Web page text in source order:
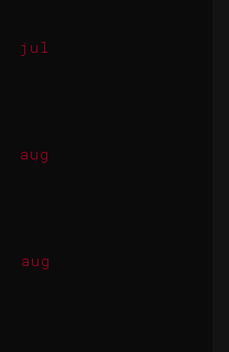
jul
aug
aug